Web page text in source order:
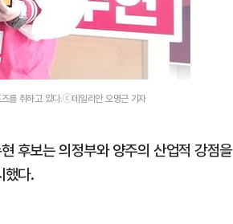
를 취하고 있다.ⓒ데일리안 오명근 기자
후보는 의정부와 양주의 산업적 강점을
했다.